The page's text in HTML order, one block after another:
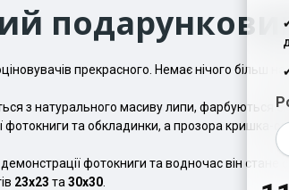
прекрасного. Немає нічого більш
з натурального масиву липи, фарбуються
фотокниги та обкладинки, а прозора кришка-
фотокниги та водночас він
23х23 та 30х30